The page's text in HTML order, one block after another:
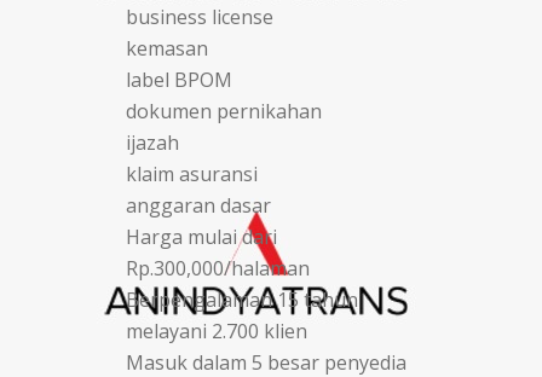
business license
kemasan
label BPOM
dokumen pernikahan
ijazah
klaim asuransi
anggaran dasar
Harga mulai dari
Rp.300,000/halaman
Berpengalaman 15 tahun
melayani 2.700 klien
Masuk dalam 5 besar penyedia